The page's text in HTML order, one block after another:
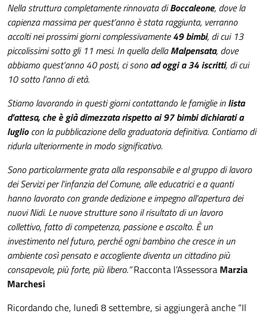
Nella struttura completamente rinnovata diBoccaleone, dove la
capienza massima per quest’anno è stata raggiunta, verranno
accolti nei prossimi giorni complessivamente49 bimbi, di cui 13
piccolissimi sotto gli 11 mesi. In quella dellaMalpensata, dove
abbiamo quest’anno 40 posti, ci sonoad oggi a 34 iscritti, di cui
10 sotto l’anno di età.
Stiamo lavorando in questi giorni contattando le famiglie inlista
d’attesa, che è già dimezzata rispetto ai 97 bimbi dichiarati a
lugliocon la pubblicazione della graduatoria definitiva. Contiamo di
ridurla ulteriormente in modo significativo.
Sono particolarmente grata alla responsabile e al gruppo di lavoro
dei Servizi per l’infanzia del Comune, alle educatrici e a quanti
hanno lavorato con grande dedizione e impegno all’apertura dei
nuovi Nidi. Le nuove strutture sono il risultato di un lavoro
collettivo, fatto di competenza, passione e ascolto. È un
investimento nel futuro, perché ogni bambino che cresce in un
ambiente così pensato e accogliente diventa un cittadino più
consapevole, più forte, più libero.”Racconta l’Assessora Marzia
Marchesi
Ricordando che, lunedì 8 settembre, si aggiungerà anche “Il